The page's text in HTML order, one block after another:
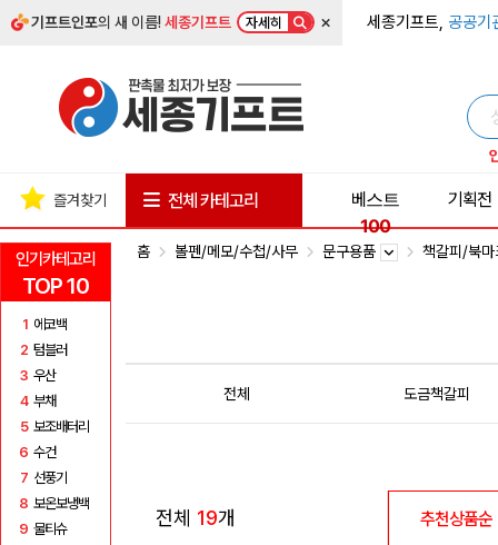
기프트인포의 새 이름!세종기프트 자세히 × 세종기프트, 공공기
인기카테고리
TOP 10
1 에코백
2 텀블러
3 우산
4 부채
5 보조배터리
6 수건
7 선풍기
8 보온보냉백
9 물티슈
즐겨찾기 전체 카테고리
베스트
100
기획전
홈 볼펜/메모/수첩/사무 문구용품 책갈피/북
전체 도금책갈피
전체 19개 추천상품순